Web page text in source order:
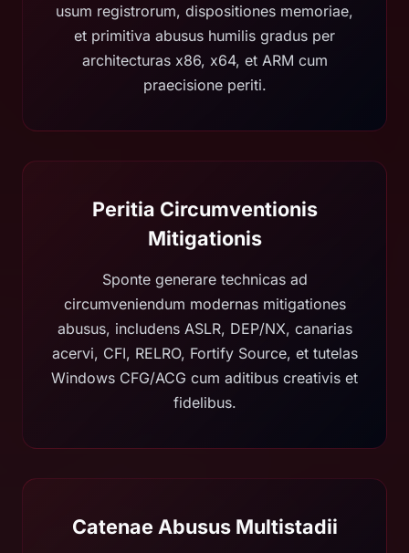
usum registrorum, dispositiones memoriae,
et primitiva abusus humilis gradus per
architecturas x86, x64, et ARM cum
praecisione periti.
Peritia Circumventionis
Mitigationis
Sponte generare technicas ad
circumveniendum modernas mitigationes
abusus, includens ASLR, DEP/NX, canarias
acervi, CFI, RELRO, Fortify Source, et tutelas
Windows CFG/ACG cum aditibus creativis et
fidelibus.
Catenae Abusus Multistadii